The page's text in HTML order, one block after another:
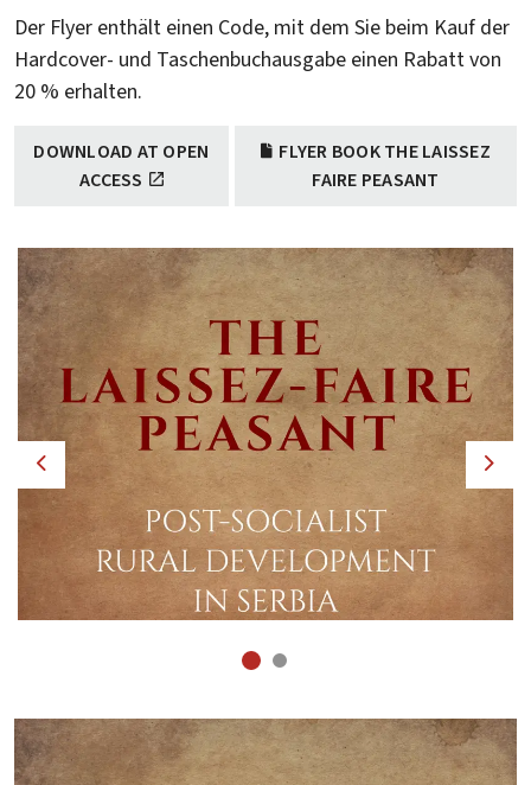
Der Flyer enthält einen Code, mit dem Sie beim Kauf der
Hardcover- und Taschenbuchausgabe einen Rabatt von
20 % erhalten.
DOWNLOAD AT OPEN
ACCESS
FLYER BOOK THE LAISSEZ
FAIRE PEASANT
Previous